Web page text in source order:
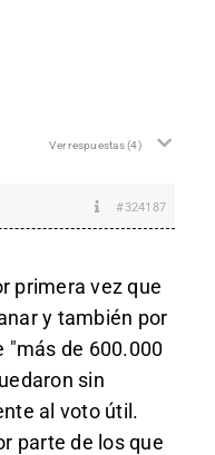
Ver respuestas(4)
#324187
primera vez que
y también por
"más de 600.000
sin
al voto útil.
parte de los que